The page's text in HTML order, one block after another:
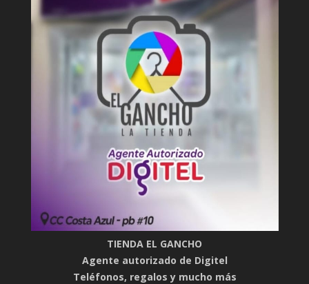
TIENDA EL GANCHO
Agente autorizado de Digitel
Teléfonos, regalos y mucho más